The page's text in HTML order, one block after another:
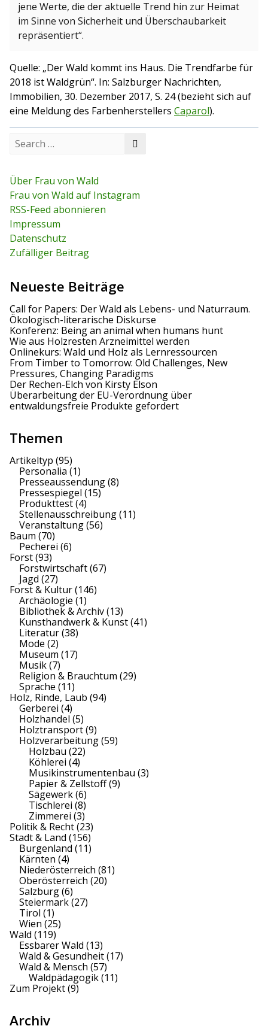
jene Werte, die der aktuelle Trend hin zur Heimat
im Sinne von Sicherheit und Überschaubarkeit
repräsentiert“.
Quelle: „Der Wald kommt ins Haus. Die Trendfarbe für
2018 ist Waldgrün“. In: Salzburger Nachrichten,
Immobilien, 30. Dezember 2017, S. 24 (bezieht sich auf
eine Meldung des Farbenherstellers Caparol).
c
h
f
o
r
:
h
Über Frau von Wald
Frau von Wald auf Instagram
RSS-Feed abonnieren
Impressum
Datenschutz
Zufälliger Beitrag
Neueste Beiträge
Call for Papers: Der Wald als Lebens- und Naturraum.
Ökologisch-literarische Diskurse
Konferenz: Being an animal when humans hunt
Wie aus Holzresten Arzneimittel werden
Onlinekurs: Wald und Holz als Lernressourcen
From Timber to Tomorrow: Old Challenges, New
Pressures, Changing Paradigms
Der Rechen-Elch von Kirsty Elson
Überarbeitung der EU-Verordnung über
entwaldungsfreie Produkte gefordert
Themen
Artikeltyp (95)
Personalia (1)
Presseaussendung(8)
Pressespiegel (15)
Produkttest(4)
Stellenausschreibung(11)
Veranstaltung(56)
Baum (70)
Pecherei (6)
Forst(93)
Forstwirtschaft(67)
Jagd (27)
Forst & Kultur(146)
Archäologie (1)
Bibliothek & Archiv(13)
Kunsthandwerk & Kunst(41)
Literatur(38)
Mode (2)
Museum (17)
Musik(7)
Religion & Brauchtum (29)
Sprache (11)
Holz, Rinde, Laub (94)
Gerberei (4)
Holzhandel (5)
Holztransport(9)
Holzverarbeitung(59)
Holzbau (22)
Köhlerei (4)
Musikinstrumentenbau (3)
Papier & Zellstoff(9)
Sägewerk(6)
Tischlerei (8)
Zimmerei (3)
Politik & Recht(23)
Stadt & Land (156)
Burgenland (11)
Kärnten (4)
Niederösterreich (81)
Oberösterreich (20)
Salzburg(6)
Steiermark(27)
Tirol (1)
Wien (25)
Wald (119)
Essbarer Wald (13)
Wald & Gesundheit(17)
Wald & Mensch (57)
Waldpädagogik(11)
Zum Projekt(9)
Archiv